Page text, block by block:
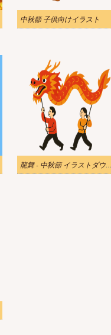
中秋節 子供向けイラスト
龍舞 - 中秋節 イラス